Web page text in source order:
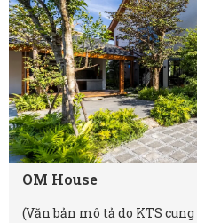
OM House
(Văn bản mô tả do KTS